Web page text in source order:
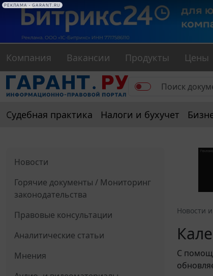
Компания Вакансии Продукты Цены
Судебная практика Налоги и бухучет
Новости
Горячие документы / Мониторинг
законодательства
Правовые консультации
Аналитические статьи
Мнения
Новости
С
РЕКЛАМА • GARANT.RU